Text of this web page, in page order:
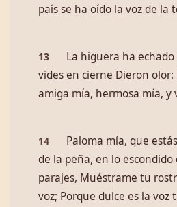
país se ha oído la voz de la
13
La higuera ha echado
vides en cierne Dieron
amiga mía, hermosa mía, y
14
Paloma mía, que
de la peña, en lo escondido
parajes, Muéstrame tu
voz; Porque dulce es la voz